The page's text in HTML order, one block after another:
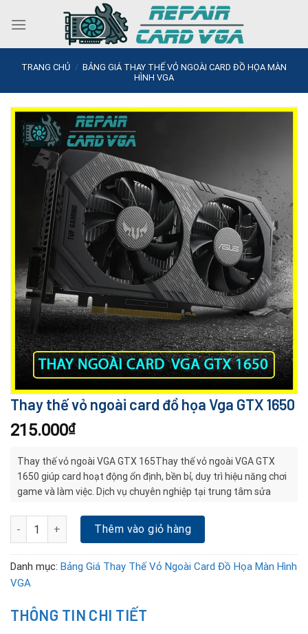
TRANG CHỦ / BẢNG GIÁ THAY THẾ VỎ NGOÀI CARD ĐỒ HỌA MÀN
HÌNH VGA
Thay thế vỏ ngoài card đồ họa Vga GTX 1650
215.000₫
Thay thế vỏ ngoài VGA GTX 165Thay thế vỏ ngoài VGA GTX
1650 giúp card hoạt động ổn định, bền bỉ, duy trì hiệu năng chơi
game và làm việc. Dịch vụ chuyên nghiệp tại trung tâm sửa
duy trì hiệu năng chơi game và làm việc. Dịch vụ chuyên nghiệp
tại trung tâm sửa card màn hình Đà Nẵng.
Thay thế vỏ ngoài card đồ họa Vga GTX 1650 số lượng
Thêm vào giỏ hàng
Danh mục: Bảng Giá Thay Thế Vỏ Ngoài Card Đồ Họa Màn Hình
VGA
THÔNG TIN CHI TIẾT